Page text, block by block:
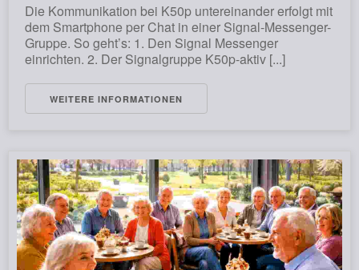
Die Kommunikation bei K50p untereinander erfolgt mit
dem Smartphone per Chat in einer Signal-Messenger-
Gruppe. So geht’s: 1. Den Signal Messenger
einrichten. 2. Der Signalgruppe K50p-aktiv [...]
WEITERE INFORMATIONEN